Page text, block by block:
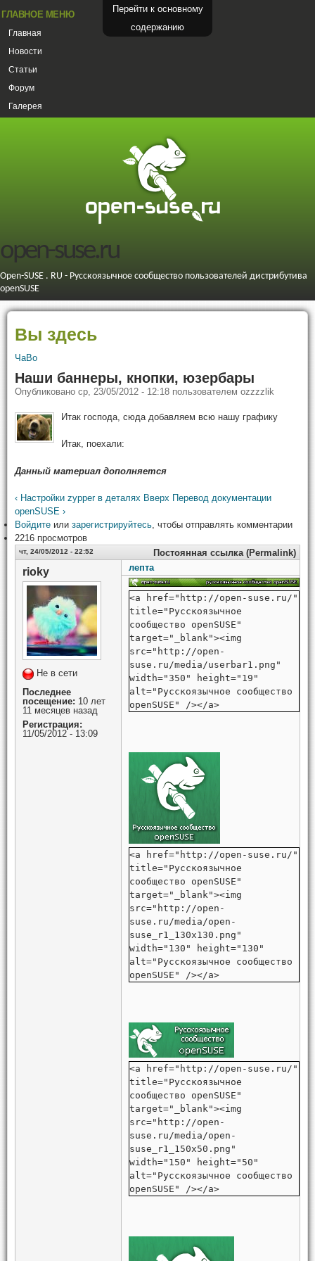
Перейти к основному
содержанию
ГЛАВНОЕ МЕНЮ
Главная
Новости
Статьи
Форум
Галерея
open-suse.ru
Open-SUSE . RU - Русскоязычное сообщество пользователей дистрибутива
openSUSE
Вы здесь
ЧаВо
Наши баннеры, кнопки, юзербары
Опубликовано ср, 23/05/2012 - 12:18 пользователем ozzzzlik
Итак господа, сюда добавляем всю нашу графику
Итак, поехали:
Данный материал дополняется
‹ Настройки zypper в деталях Вверх Перевод документации
openSUSE ›
Войдите или зарегистрируйтесь, чтобы отправлять комментарии
2216 просмотров
чт, 24/05/2012 - 22:52 Постоянная ссылка (Permalink)
rioky
Не в сети
Последнее
посещение: 10 лет
11 месяцев назад
Регистрация:
11/05/2012 - 13:09
лепта
<a href="http://open-suse.ru/"
title="Русскоязычное
сообщество openSUSE"
target="_blank"><img
src="http://open-
suse.ru/media/userbar1.png"
width="350" height="19"
alt="Русскоязычное сообщество
openSUSE" /></a>
<a href="http://open-suse.ru/"
title="Русскоязычное
сообщество openSUSE"
target="_blank"><img
src="http://open-
suse.ru/media/open-
suse_r1_130x130.png"
width="130" height="130"
alt="Русскоязычное сообщество
openSUSE" /></a>
<a href="http://open-suse.ru/"
title="Русскоязычное
сообщество openSUSE"
target="_blank"><img
src="http://open-
suse.ru/media/open-
suse_r1_150x50.png"
width="150" height="50"
alt="Русскоязычное сообщество
openSUSE" /></a>